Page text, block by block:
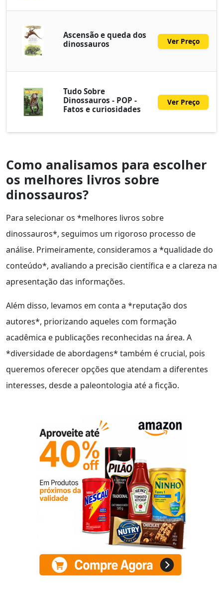
Ascensão e queda dos
dinossauros
Ver Preço
Tudo Sobre
Dinossauros - POP -
Fatos e curiosidades
Ver Preço
Como analisamos para escolher
os melhores livros sobre
dinossauros?
Para selecionar os *melhores livros sobre
dinossauros*, seguimos um rigoroso processo de
análise. Primeiramente, consideramos a *qualidade do
conteúdo*, avaliando a precisão científica e a clareza na
apresentação das informações.
Além disso, levamos em conta a *reputação dos
autores*, priorizando aqueles com formação
acadêmica e publicações reconhecidas na área. A
*diversidade de abordagens* também é crucial, pois
queremos oferecer opções que atendam a diferentes
interesses, desde a paleontologia até a ficção.